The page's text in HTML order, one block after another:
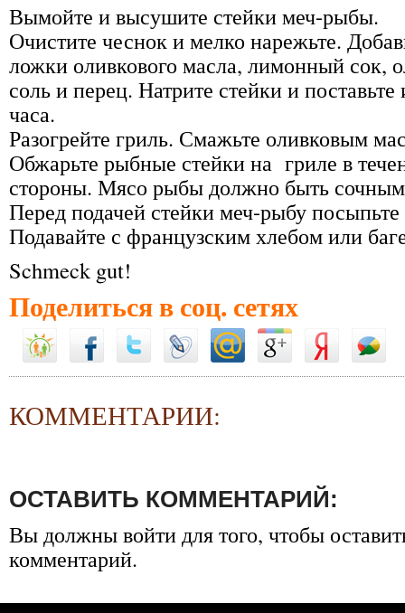
Вымойте и высушите стейки меч-рыбы.
Очистите чеснок и мелко нарежьте.
ложки оливкового масла, лимонный сок,
соль и перец. Натрите стейки и
часа.
Разогрейте гриль. Смажьте оливковым
Обжарьте рыбные стейки на гриле в
стороны. Мясо рыбы должно быть
Перед подачей стейки меч-рыбу
Подавайте с французским хлебом или
Schmeck gut!
Поделиться в соц. сетях
КОММЕНТАРИИ:
ОСТАВИТЬ КОММЕНТАРИЙ:
Вы должнывойтидля того, чтобы
комментарий.